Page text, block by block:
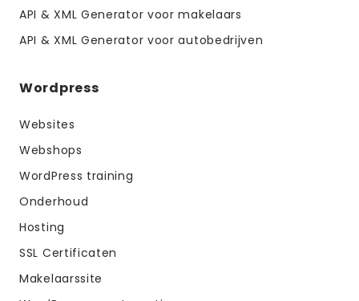
API & XML Generator voor makelaars
API & XML Generator voor autobedrijven
Wordpress
Websites
Webshops
WordPress training
Onderhoud
Hosting
SSL Certificaten
Makelaarssite